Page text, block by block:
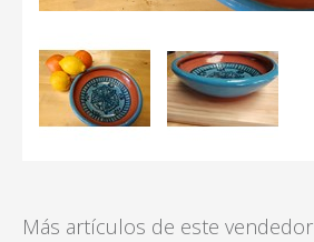
Más artículos de este vendedor